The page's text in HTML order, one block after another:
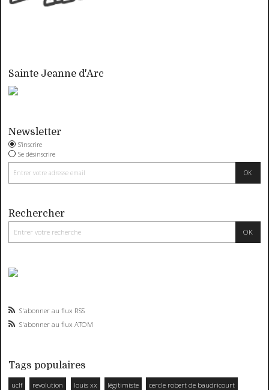
Sainte Jeanne d'Arc
Newsletter
S'inscrire
Se désinscrire
Rechercher
S'abonner au flux RSS
S'abonner au flux ATOM
Tags populaires
uclf revolution louis xx légitimiste cercle robert de baudricourt